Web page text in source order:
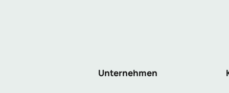
Unternehmen